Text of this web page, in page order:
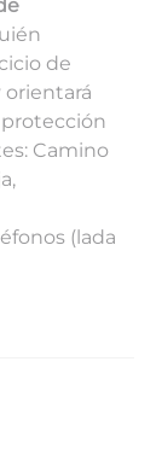
de
orientará
Camino
(lada